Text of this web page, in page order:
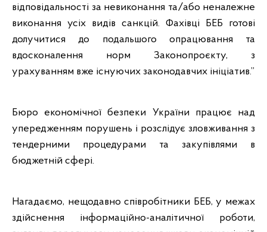
відповідальності за невиконання та/або неналежне
виконання усіх видів санкцій. Фахівці БЕБ готові
долучитися до подальшого опрацювання та
вдосконалення норм Законопроєкту, з
урахуванням вже існуючих законодавчих ініціатив.”
Бюро економічної безпеки України працює над
упередженням порушень і розслідує зловживання з
тендерними процедурами та закупівлями в
бюджетній сфері.
Нагадаємо, нещодавно співробітники БЕБ, у межах
здійснення інформаційно-аналітичної роботи,